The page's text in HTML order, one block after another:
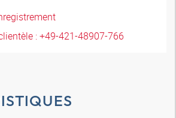
: +49-421-48907-766